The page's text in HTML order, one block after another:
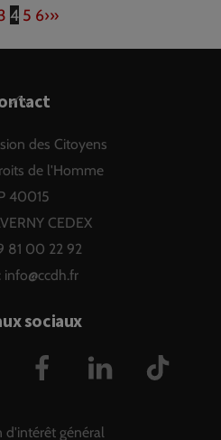
4 5 6›»
Back
Topdes Citoyens
de l'Homme
40015
CEDEX
81 00 22 92
info@ccdh.fr
sociaux
Twitter Facebook LinkedIn
d'intérêt général